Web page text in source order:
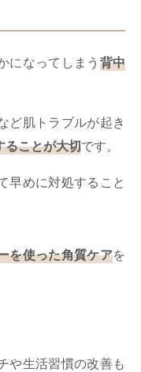
になってしまう 背中
ど肌トラブルが起き
ることが大切です。
早めに対処すること
を使った角質ケアを
や生活習慣の改善も